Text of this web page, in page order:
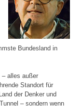
Bundesland in
– alles außer
Standort für
der Denker und
– sondern wenn